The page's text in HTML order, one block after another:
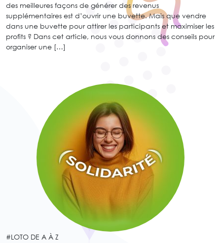
des meilleures façons de générer des revenus
supplémentaires est d’ouvrir une buvette. Mais que vendre
dans une buvette pour attirer les participants et maximiser les
profits ? Dans cet article, nous vous donnons des conseils pour
organiser une […]
#LOTO DE A À Z